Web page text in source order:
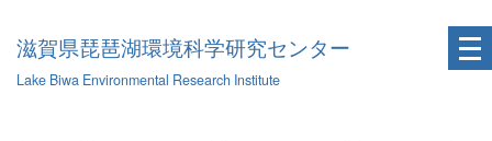
滋賀県琵琶湖環境科学研究センター
Lake Biwa Environmental Research Institute